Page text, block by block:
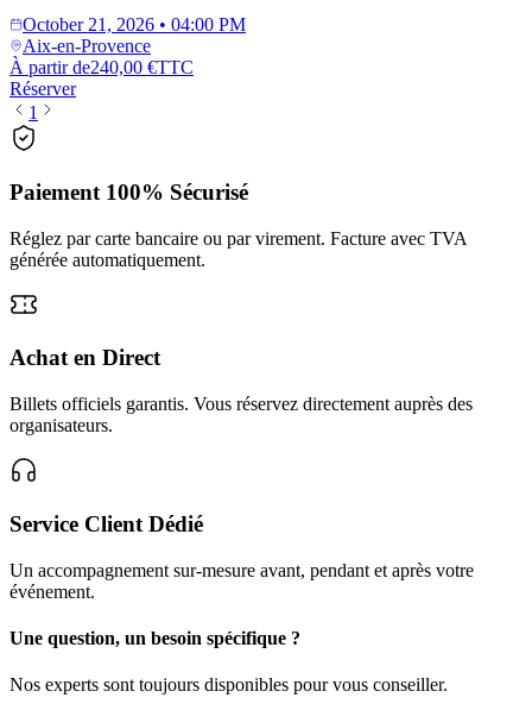
October 21, 2026 • 04:00 PM
Aix-en-Provence
À partir de240,00 €TTC
Réserver
1
Paiement 100% Sécurisé
Réglez par carte bancaire ou par virement. Facture avec TVA
générée automatiquement.
Achat en Direct
Billets officiels garantis. Vous réservez directement auprès des
organisateurs.
Service Client Dédié
Un accompagnement sur-mesure avant, pendant et après votre
événement.
Une question, un besoin spécifique ?
Nos experts sont toujours disponibles pour vous conseiller.